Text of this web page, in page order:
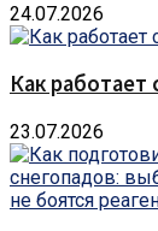
24.07.2026
Как работает
23.07.2026